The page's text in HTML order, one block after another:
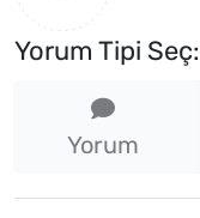
Yorum Tipi Seç:
Yorum